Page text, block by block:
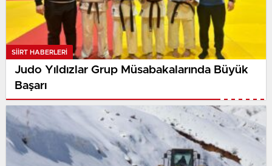
SIIRT HABERLERI
Judo Yıldızlar Grup Müsabakalarında Büyük
Başarı